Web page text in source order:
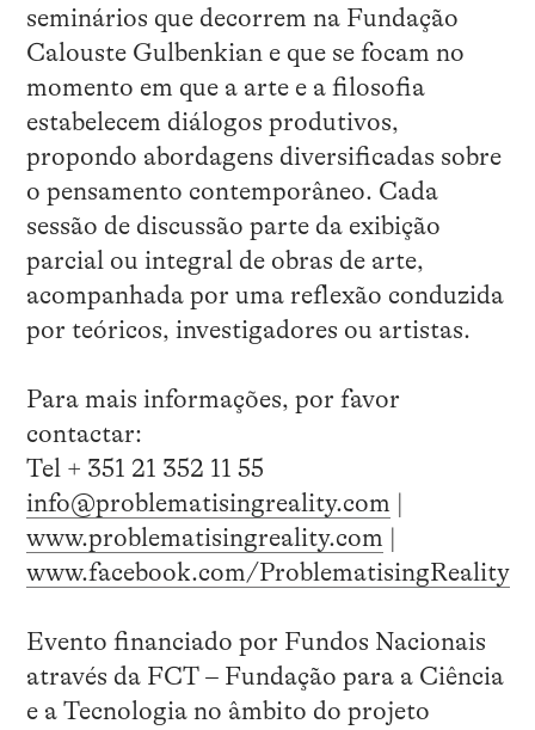
seminários que decorrem na Fundação
Calouste Gulbenkian e que se focam no
momento em que a arte e a filosofia
estabelecem diálogos produtivos,
propondo abordagens diversificadas sobre
o pensamento contemporâneo. Cada
sessão de discussão parte da exibição
parcial ou integral de obras de arte,
acompanhada por uma reflexão conduzida
por teóricos, investigadores ou artistas.
Para mais informações, por favor
contactar:
Tel + 351 21 352 11 55
info@problematisingreality.com
www.problematisingreality.com
www.facebook.com/ProblematisingReality
Evento financiado por Fundos Nacionais
através da FCT – Fundação para a Ciência
e a Tecnologia no âmbito do projeto